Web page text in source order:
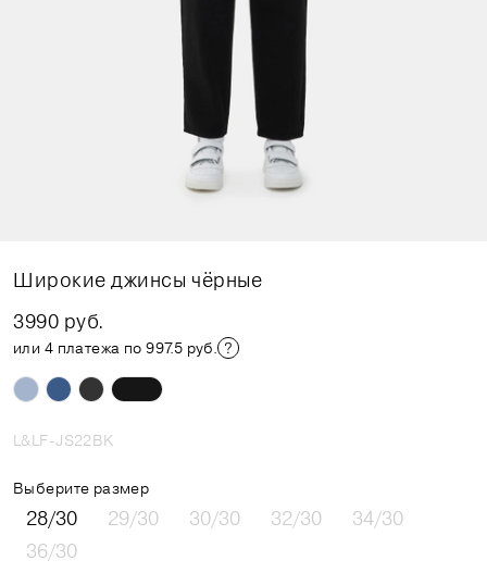
Широкие джинсы чёрные
3990 руб.
или 4 платежа по 997.5 руб.
L&LF-JS22BK
Выберите размер
28/30 29/30 30/30 32/30
34/30
36/30